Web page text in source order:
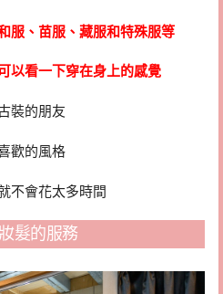
服、苗服、藏服和特殊服等
以看一下穿在身上的感覺
裝的朋友
歡的風格
不會花太多時間
髮的服務